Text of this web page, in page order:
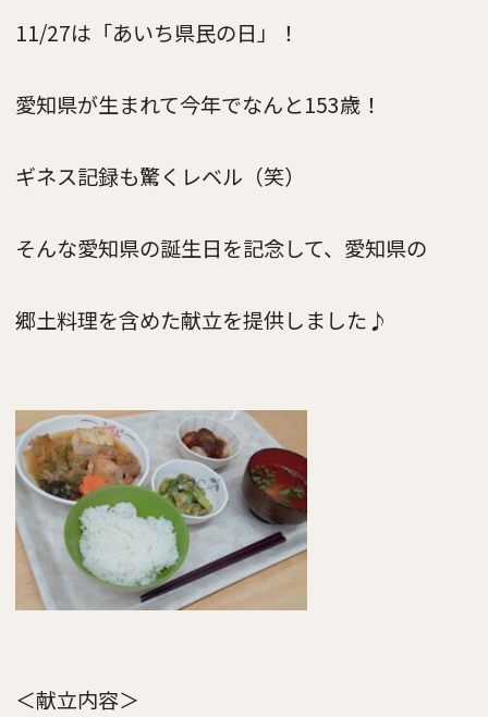
11/27は「あいち県民の日」！
愛知県が生まれて今年でなんと153歳！
ギネス記録も驚くレベル（笑）
そんな愛知県の誕生日を記念して、愛知県の
郷土料理を含めた献立を提供しました♪
＜献立内容＞